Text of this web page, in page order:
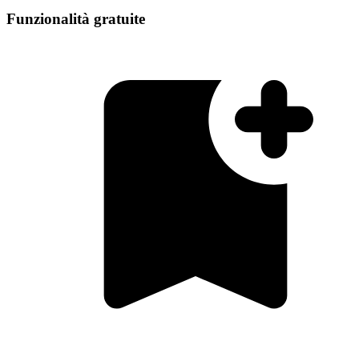
Funzionalità gratuite